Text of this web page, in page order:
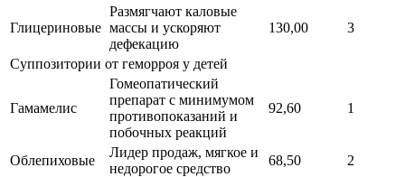
Глицериновые
Размягчают каловые
массы и ускоряют
дефекацию
130,00 3
Суппозитории от геморроя у детей
Гамамелис
Гомеопатический
препарат с минимумом
противопоказаний и
побочных реакций
92,60 1
Облепиховые
Лидер продаж, мягкое и
недорогое средство
68,50 2